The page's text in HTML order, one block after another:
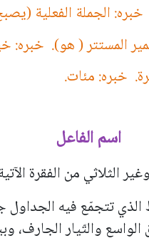
الجملة الفعلية
المستتر ( هو). خبره:
خبره: مئات.
اسم الفاعل
الثلاثي من الفقرة
الذي تتجمّع فيه الجداول
الواسع والتّيار